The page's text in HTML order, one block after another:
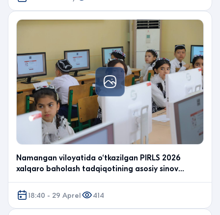
Namangan viloyatida o‘tkazilgan PIRLS 2026
xalqaro baholash tadqiqotining asosiy sinov
18:40 - 29 Aprel
414